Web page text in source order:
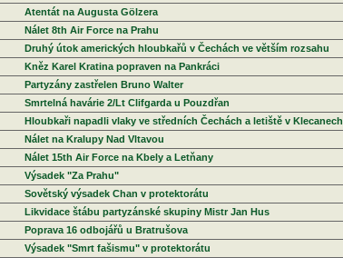
Atentát na Augusta Gölzera
Nálet 8th Air Force na Prahu
Druhý útok amerických hloubkařů v Čechách ve větším rozsahu
Kněz Karel Kratina popraven na Pankráci
Partyzány zastřelen Bruno Walter
Smrtelná havárie 2/Lt Clifgarda u Pouzdřan
Hloubkaři napadli vlaky ve středních Čechách a letiště v Klecanech
Nálet na Kralupy Nad Vltavou
Nálet 15th Air Force na Kbely a Letňany
Výsadek "Za Prahu"
Sovětský výsadek Chan v protektorátu
Likvidace štábu partyzánské skupiny Mistr Jan Hus
Poprava 16 odbojářů u Bratrušova
Výsadek "Smrt fašismu" v protektorátu